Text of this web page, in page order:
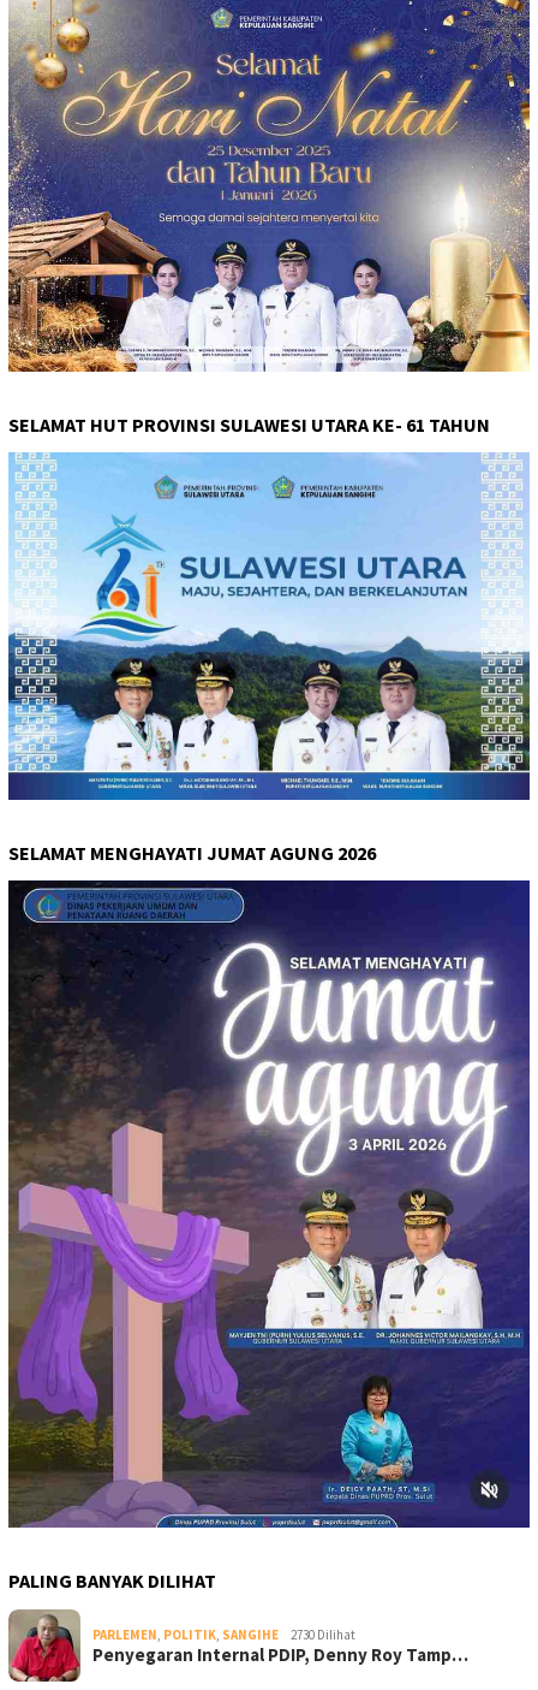
SELAMAT HUT PROVINSI SULAWESI UTARA KE- 61 TAHUN
SELAMAT MENGHAYATI JUMAT AGUNG 2026
PALING BANYAK DILIHAT
PARLEMEN, POLITIK, SANGIHE 2730 Dilihat
Penyegaran Internal PDIP, Denny Roy Tamp…